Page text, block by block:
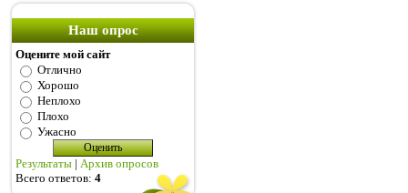
Наш опрос
Оцените мой сайт
Отлично
Хорошо
Неплохо
Плохо
Ужасно
Результаты | Архив опросов
Всего ответов: 4